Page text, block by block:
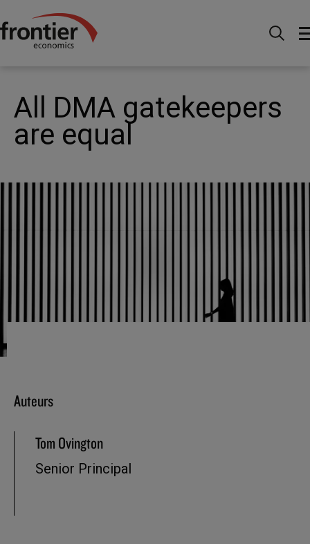
Menu Actualités et perspectives
All DMA gatekeepers are equal
All DMA gatekeepers
are equal
Auteurs
Tom Ovington
Senior Principal